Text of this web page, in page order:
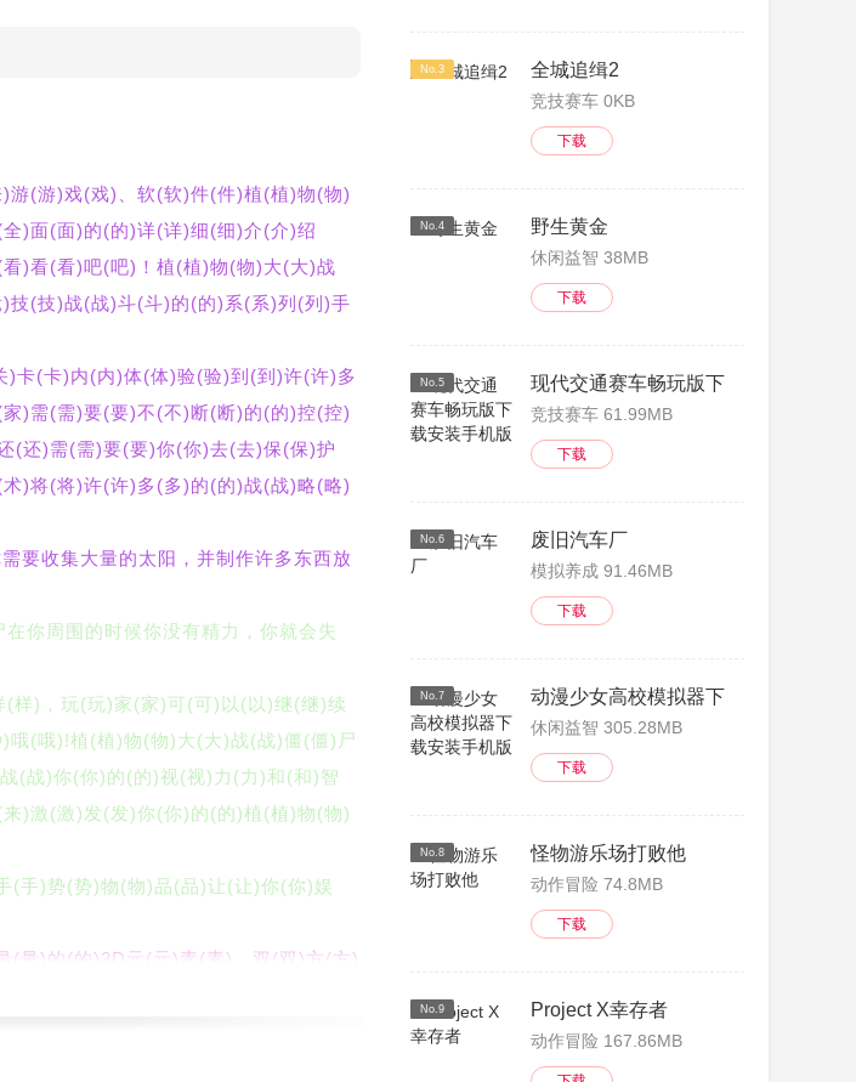
游(游)戏(戏)、软(软)件(件)植(植)物(物)
)面(面)的(的)详(详)细(细)介(介)绍
)看(看)吧(吧)！植(植)物(物)大(大)战
(技)战(战)斗(斗)的(的)系(系)列(列)手
)卡(卡)内(内)体(体)验(验)到(到)许(许)多
)需(需)要(要)不(不)断(断)的(的)控(控)
(还)需(需)要(要)你(你)去(去)保(保)护
)将(将)许(许)多(多)的(的)战(战)略(略)
要收集大量的太阳，并制作许多东西放
你周围的时候你没有精力，你就会失
样)，玩(玩)家(家)可(可)以(以)继(继)续
(哦)!植(植)物(物)大(大)战(战)僵(僵)尸
(战)你(你)的(的)视(视)力(力)和(和)智
)激(激)发(发)你(你)的(的)植(植)物(物)
(手)势(势)物(物)品(品)让(让)你(你)娱
(量)的(的)3D元(元)素(素)，双(双)方(方)
(僵)尸(尸)并(并)获(获)胜(胜)。
No.3 全城追缉2
竞技赛车 0KB
下载
No.4 野生黄金
休闲益智 38MB
下载
No.5 现代交通赛车畅玩版下载安装手机版
竞技赛车 61.99MB
下载
No.6 废旧汽车厂
模拟养成 91.46MB
下载
No.7 动漫少女高校模拟器下载安装手机版
休闲益智 305.28MB
下载
No.8 怪物游乐场打败他
动作冒险 74.8MB
下载
No.9 Project X幸存者
动作冒险 167.86MB